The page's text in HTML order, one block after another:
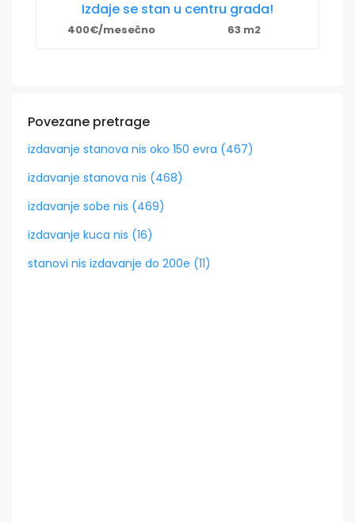
Izdaje se stan u centru grada!
400€/mesečno 63 m2
Povezane pretrage
izdavanje stanova nis oko 150 evra (467)
izdavanje stanova nis (468)
izdavanje sobe nis (469)
izdavanje kuca nis (16)
stanovi nis izdavanje do 200e (11)